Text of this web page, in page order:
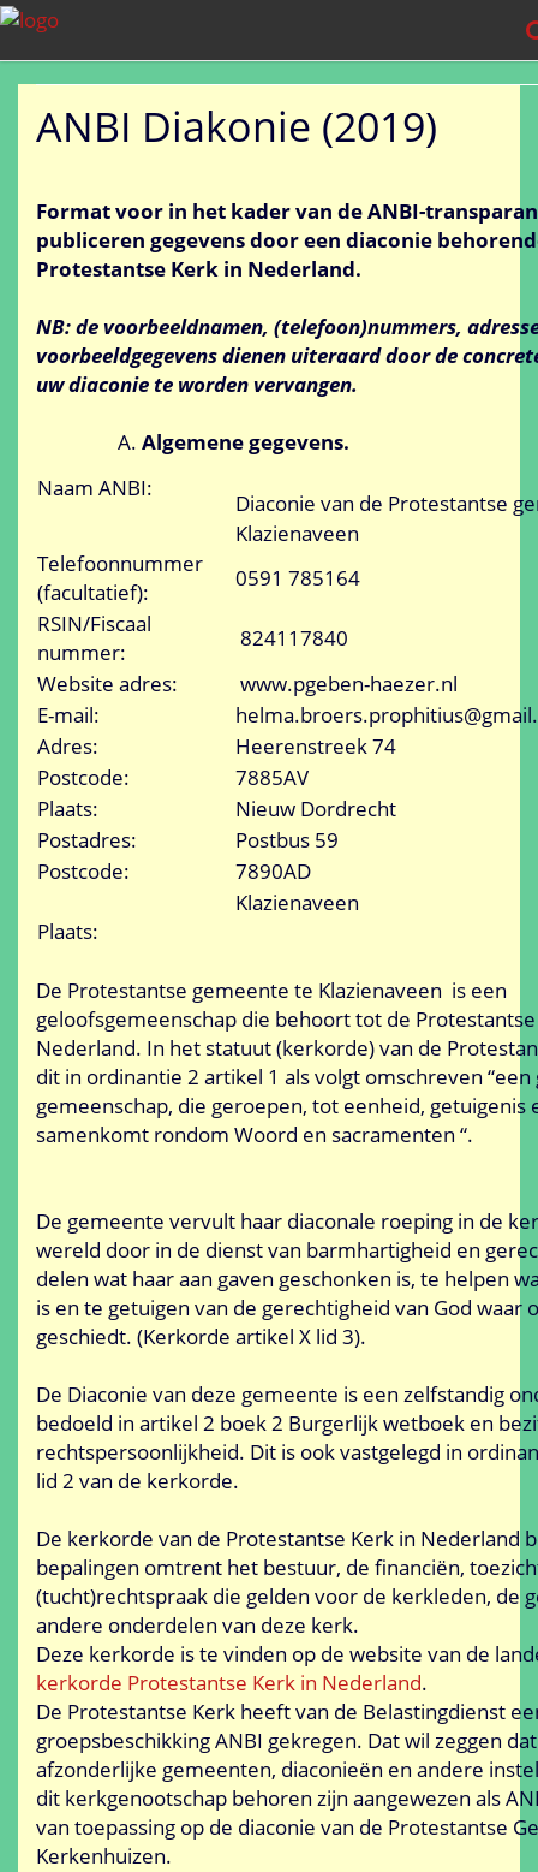
ANBI Diakonie (2019)
Format voor in het kader van de ANBI-
publiceren gegevens door een diaconie
Protestantse Kerk in Nederland.
NB: de voorbeeldnamen, (telefoon)nummers,
voorbeeldgegevens dienen uiteraard door de
uw diaconie te worden vervangen.
Algemene gegevens.
Naam ANBI:
Diaconie van de Protestantse
Klazienaveen
Telefoonnummer
(facultatief):
0591 785164
RSIN/Fiscaal
nummer:
824117840
Website adres:
www.pgeben-haezer.nl
E-mail:
Adres:
Heerenstreek 74
Postcode:
7885AV
Plaats:
Nieuw Dordrecht
Postadres:
Postbus 59
Postcode:
7890AD
Plaats:
Klazienaveen
De Protestantse gemeente te Klazienaveen is een
geloofsgemeenschap die behoort tot de
Nederland. In het statuut (kerkorde) van de
dit in ordinantie 2 artikel 1 als volgt omschreven
gemeenschap, die geroepen, tot eenheid, getuigenis
samenkomt rondom Woord en sacramenten “.
De gemeente vervult haar diaconale roeping in de
wereld door in de dienst van barmhartigheid en
delen wat haar aan gaven geschonken is, te helpen
is en te getuigen van de gerechtigheid van God waar
geschiedt. (Kerkorde artikel X lid 3).
De Diaconie van deze gemeente is een zelfstandig
bedoeld in artikel 2 boek 2 Burgerlijk wetboek en
rechtspersoonlijkheid. Dit is ook vastgelegd in
lid 2 van de kerkorde.
De kerkorde van de Protestantse Kerk in Nederland
bepalingen omtrent het bestuur, de financiën,
(tucht)rechtspraak die gelden voor de kerkleden, de
andere onderdelen van deze kerk.
Deze kerkorde is te vinden op de website van de
kerkorde Protestantse Kerk in Nederland.
De Protestantse Kerk heeft van de Belastingdienst
groepsbeschikking ANBI gekregen. Dat wil zeggen
afzonderlijke gemeenten, diaconieën en andere
dit kerkgenootschap behoren zijn aangewezen als
van toepassing op de diaconie van de Protestantse
Kerkenhuizen.